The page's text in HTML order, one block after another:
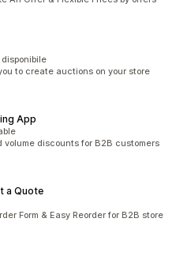
to create auctions on your store
App
discounts for B2B customers
a Quote
Form & Easy Reorder for B2B store